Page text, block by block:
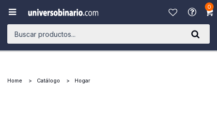
0

Home Catálogo Hogar